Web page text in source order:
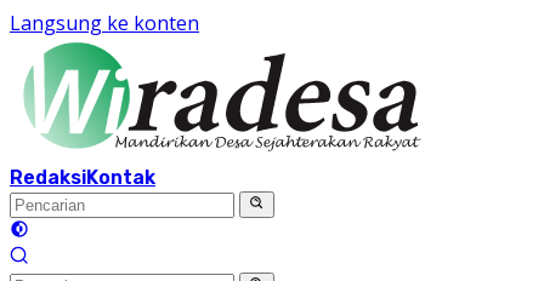
Langsung ke konten
RedaksiKontak